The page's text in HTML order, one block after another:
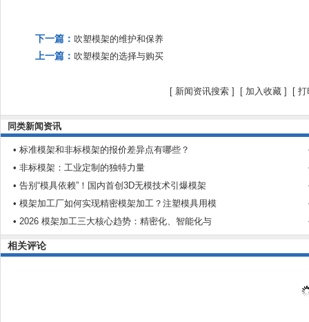
下一篇： 吹塑模架的维护和保养
上一篇： 吹塑模架的选择与购买
[ 新闻资讯搜索 ] [ 加入收藏 ] [ 打
同类新闻资讯
• 标准模架和非标模架的报价差异点有哪些？
• 非标模架：工业定制的独特力量
• 告别“模具依赖”！国内首创3D无模技术引爆模架
• 模架加工厂如何实现精密模架加工？注塑模具用模
• 2026 模架加工三大核心趋势：精密化、智能化与
相关评论